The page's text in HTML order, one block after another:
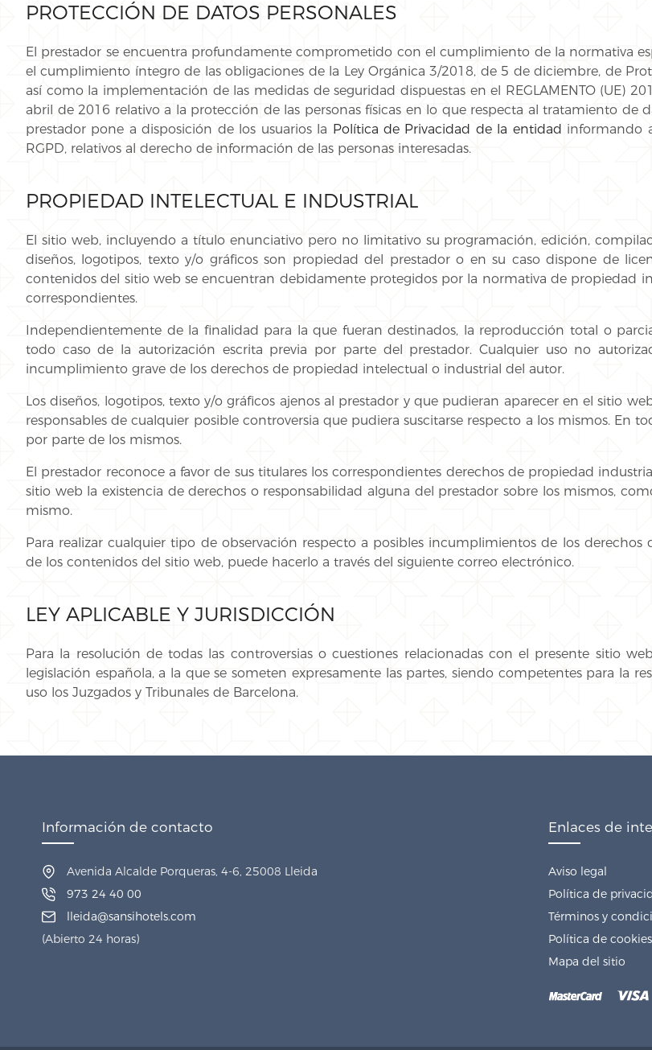
PROTECCIÓN DE DATOS PERSONALES
El prestador se encuentra profundamente comprometido con el cumplimiento de la normativa
el cumplimiento íntegro de las obligaciones de la Ley Orgánica 3/2018, de 5 de diciembre, de
así como la implementación de las medidas de seguridad dispuestas en el REGLAMENTO (UE)
abril de 2016 relativo a la protección de las personas físicas en lo que respecta al tratamiento de
prestador pone a disposición de los usuarios la Política de Privacidad de la entidad informando
RGPD, relativos al derecho de información de las personas interesadas.
PROPIEDAD INTELECTUAL E INDUSTRIAL
El sitio web, incluyendo a título enunciativo pero no limitativo su programación, edición,
diseños, logotipos, texto y/o gráficos son propiedad del prestador o en su caso dispone de
contenidos del sitio web se encuentran debidamente protegidos por la normativa de propiedad
correspondientes.
Independientemente de la finalidad para la que fueran destinados, la reproducción total o
todo caso de la autorización escrita previa por parte del prestador. Cualquier uso no
incumplimiento grave de los derechos de propiedad intelectual o industrial del autor.
Los diseños, logotipos, texto y/o gráficos ajenos al prestador y que pudieran aparecer en el sitio
responsables de cualquier posible controversia que pudiera suscitarse respecto a los mismos. En
por parte de los mismos.
El prestador reconoce a favor de sus titulares los correspondientes derechos de propiedad
sitio web la existencia de derechos o responsabilidad alguna del prestador sobre los mismos,
mismo.
Para realizar cualquier tipo de observación respecto a posibles incumplimientos de los
de los contenidos del sitio web, puede hacerlo a través del siguiente correo electrónico.
LEY APLICABLE Y JURISDICCIÓN
Para la resolución de todas las controversias o cuestiones relacionadas con el presente sitio
legislación española, a la que se someten expresamente las partes, siendo competentes para la
uso los Juzgados y Tribunales de Barcelona.
Información de contacto
Avenida Alcalde Porqueras, 4-6, 25008 Lleida
973 24 40 00
lleida@sansihotels.com
(Abierto 24 horas)
Enlaces de
Aviso legal
Política de
Términos y
Política de cookies
Mapa del sitio